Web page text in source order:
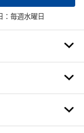
：毎週水曜日